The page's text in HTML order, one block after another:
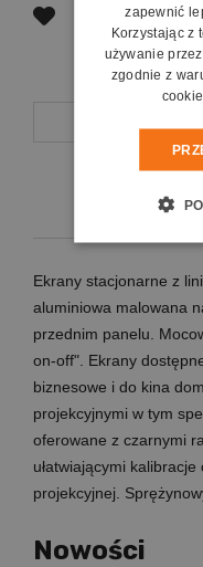
poleć znajomemu
Ekrany stacjonarne z
aluminiowa malowana
przednim panelu.
on-off". Ekrany
biznesowe i do kina
projekcyjnymi w tym
oferowane z czarnymi
ułatwiającymi
projekcyjnej.
Nowości
zapewnić
Korzystając z
używanie
zgodnie z
cookie.